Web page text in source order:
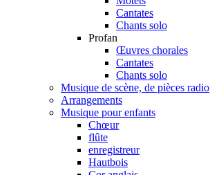
Cantates
Chants solo
Profan
Œuvres chorales
Cantates
Chants solo
Musique de scène, de pièces
Arrangements
Musique pour enfants
Chœur
flûte
enregistreur
Hautbois